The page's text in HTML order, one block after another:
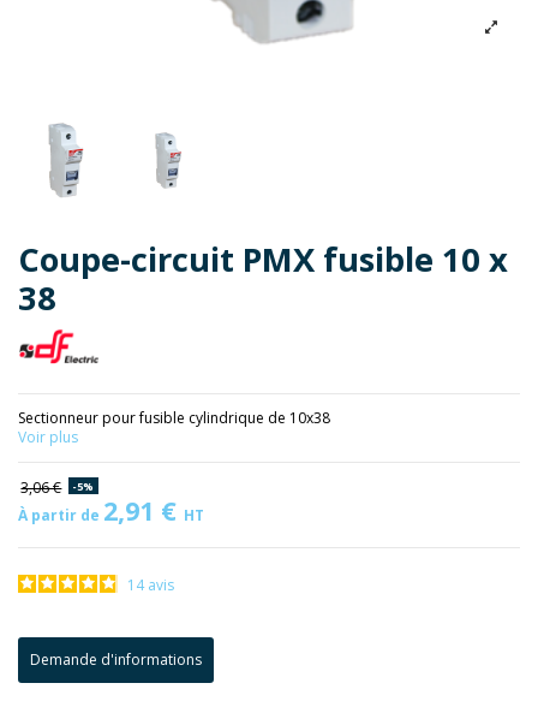
Coupe-circuit PMX fusible 10 x
38
Sectionneur pour fusible cylindrique de 10x38
Voir plus
3,06 € -5%
À partir de 2,91 € HT
14avis
Demande d'informations